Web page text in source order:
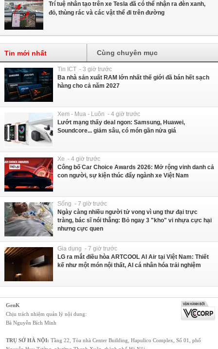
Trí tuệ nhân tạo trên xe Tesla đã có thể nhận ra đèn xanh,
đỏ, thùng rác và các vật thể đi trên đường
Tin mới nhất Cùng chuyên mục
Tin ICT - 3 giờ trước
Ba nhà sản xuất RAM lớn nhất thế giới đã bán hết sạch
hàng cho cả năm 2027
Xem - Mua - Luôn - 4 giờ trước
Lướt mạng thấy deal ngon: Samsung, Huawei,
Soundcore... giảm sâu, có món gần nửa giá
Xe - 4 giờ trước
Công bố Car Choice Awards 2026: Mở rộng vinh danh cả
con người, sự kiện thúc đẩy ngành xe Việt Nam
Sống - 7 giờ trước
Ngày càng nhiều người tử vong vì ung thư đại trực
tràng, bác sĩ nói thẳng: Bỏ ngay 3 "kho" vi nhựa cực hại
nhưng cực quen
Gia dụng - 7 giờ trước
LG ra mắt điều hòa ARTCOOL AI Air tại Việt Nam: Thiết
kế như một món nội thất, AI cá nhân hóa trải nghiệm
GenK
Chịu trách nhiệm quản lý nội dung:
Bà Nguyễn Bích Minh
TRỤ SỞ HÀ NỘI: Tầng 22, Tòa nhà Center Building, Hapulico Complex, Số 01, phố